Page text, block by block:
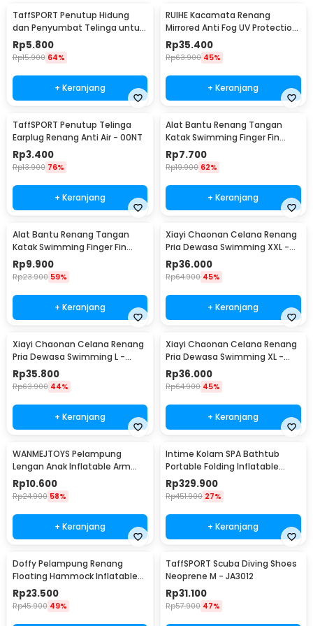
TaffSPORT Penutup Hidung
dan Penyumbat Telinga untuk
Renang Silikon - WFW051
Rp5.800
Rp15.900 64%
+ Keranjang
RUIHE Kacamata Renang
Mirrored Anti Fog UV Protection
Silikon - RH6100
Rp35.400
Rp63.900 45%
+ Keranjang
TaffSPORT Penutup Telinga
Earplug Renang Anti Air - 00NT
Rp3.400
Rp13.900 76%
+ Keranjang
Alat Bantu Renang Tangan
Katak Swimming Finger Fin
Silicone Size M - HW700
Rp7.700
Rp19.900 62%
+ Keranjang
Alat Bantu Renang Tangan
Katak Swimming Finger Fin
Silicone Size L - HW700
Rp9.900
Rp23.900 59%
+ Keranjang
Xiayi Chaonan Celana Renang
Pria Dewasa Swimming XXL -
1706-1
Rp36.000
Rp64.900 45%
+ Keranjang
Xiayi Chaonan Celana Renang
Pria Dewasa Swimming L -
1706-1
Rp35.800
Rp63.900 44%
+ Keranjang
Xiayi Chaonan Celana Renang
Pria Dewasa Swimming XL -
1706-1
Rp36.000
Rp64.900 45%
+ Keranjang
WANMEJTOYS Pelampung
Lengan Anak Inflatable Arm
Band Rolls Up 1 Pair - SX001
Rp10.600
Rp24.900 58%
+ Keranjang
Intime Kolam SPA Bathtub
Portable Folding Inflatable
160x84x64cm - YT-038B
Rp329.900
Rp451.900 27%
+ Keranjang
Doffy Pelampung Renang
Floating Hammock Inflatable
Water Bed - FDJ21
Rp23.500
Rp45.900 49%
TaffSPORT Scuba Diving Shoes
Neoprene M - JA3012
Rp31.100
Rp57.900 47%